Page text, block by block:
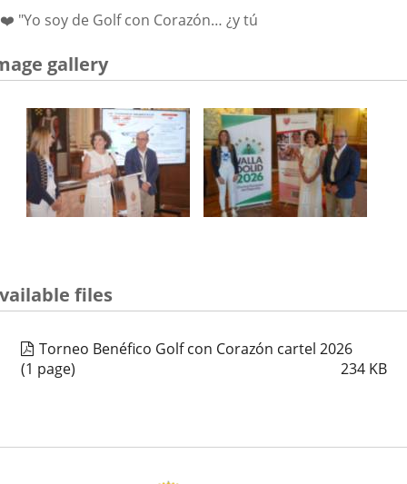
❤️ "Yo soy de Golf con Corazón… ¿y tú
gallery
files
Torneo Benéfico Golf con Corazón cartel 2026
234 KB
(1 page)